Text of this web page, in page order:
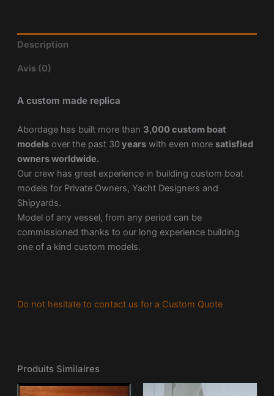
Description
Avis (0)
A custom made replica
Abordage has built more than 3,000 custom boat
modelsover the past 30 yearswith even more satisfied
owners worldwide.
Our crew has great experience in building custom boat
models for Private Owners, Yacht Designers and
Shipyards.
Model of any vessel, from any period can be
commissioned thanks to our long experience building
one of a kind custom models.
Do not hesitate to contact us for a Custom Quote
Produits Similaires